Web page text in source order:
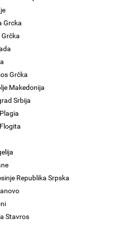
Grcka
Grčka
Makedonija
Srbija
Republika Srpska
Stavros